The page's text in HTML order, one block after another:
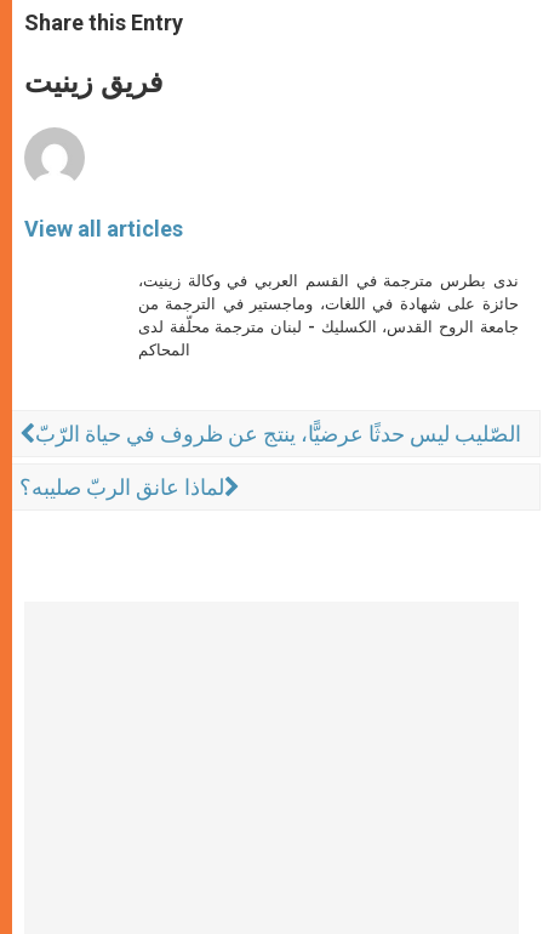
t
s
p
p
s
e
g
e
e
b
o
k
Share this Entry
فريق زينيت
View all articles
ندى بطرس مترجمة في القسم العربي في وكالة زينيت،
حائزة على شهادة في اللغات، وماجستير في الترجمة من
جامعة الروح القدس، الكسليك - لبنان مترجمة محلّفة لدى
المحاكم
الصّليب ليس حدثًا عرضيًّا، ينتج عن ظروف في حياة الرّبّ
لماذا عانق الربّ صليبه؟